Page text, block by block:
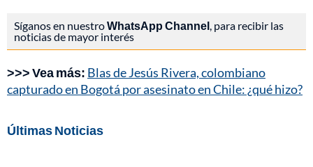
Síganos en nuestroWhatsApp Channel, para recibir las
noticias de mayor interés
>>> Vea más: Blas de Jesús Rivera, colombiano
capturado en Bogotá por asesinato en Chile: ¿qué hizo?
Últimas Noticias